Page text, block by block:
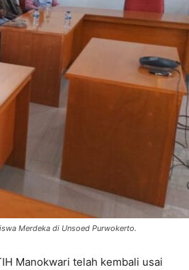
Merdeka di Unsoed Purwokerto.
Manokwari telah kembali usai